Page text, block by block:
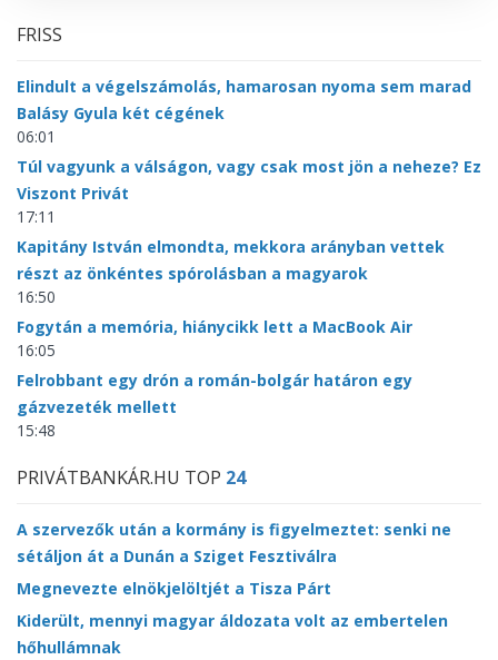
FRISS
Elindult a végelszámolás, hamarosan nyoma sem marad
Balásy Gyula két cégének
06:01
Túl vagyunk a válságon, vagy csak most jön a neheze? Ez
Viszont Privát
17:11
Kapitány István elmondta, mekkora arányban vettek
részt az önkéntes spórolásban a magyarok
16:50
Fogytán a memória, hiánycikk lett a MacBook Air
16:05
Felrobbant egy drón a román-bolgár határon egy
gázvezeték mellett
15:48
PRIVÁTBANKÁR.HU TOP 24
A szervezők után a kormány is figyelmeztet: senki ne
sétáljon át a Dunán a Sziget Fesztiválra
Megnevezte elnökjelöltjét a Tisza Párt
Kiderült, mennyi magyar áldozata volt az embertelen
hőhullámnak